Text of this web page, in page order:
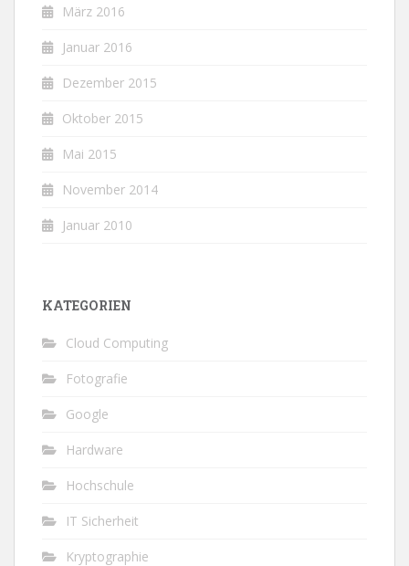
März 2016
Januar 2016
Dezember 2015
Oktober 2015
Mai 2015
November 2014
Januar 2010
KATEGORIEN
Cloud Computing
Fotografie
Google
Hardware
Hochschule
IT Sicherheit
Kryptographie